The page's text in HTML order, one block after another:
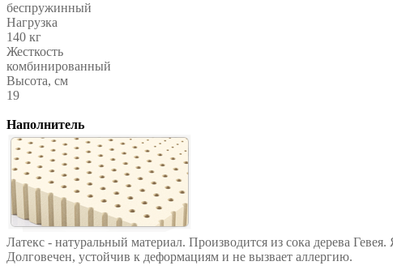
беспружинный
Нагрузка
140 кг
Жесткость
комбинированный
Высота, см
19
Наполнитель
Латекс - натуральный материал. Производится из сока дерева
Долговечен, устойчив к деформациям и не вызвает аллергию.